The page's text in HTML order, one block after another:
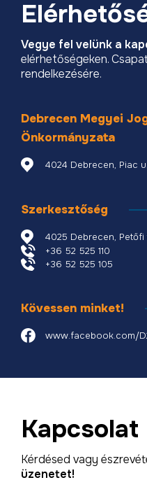
Vegye fel velünk a
elérhetőségeken.
rendelkezésére.
Debrecen Megyei
Önkormányzata
4024 Debrecen, Piac
Szerkesztőség
4025 Debrecen, Petőfi
+36 52 525 110
+36 52 525 105
Kövessen minket!
www.facebook.com/
Kapcsolat
Kérdésed vagy
üzenetet!